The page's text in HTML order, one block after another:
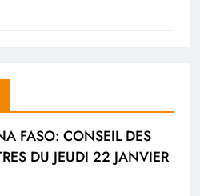
FASO: CONSEIL DES
DU JEUDI 22 JANVIER